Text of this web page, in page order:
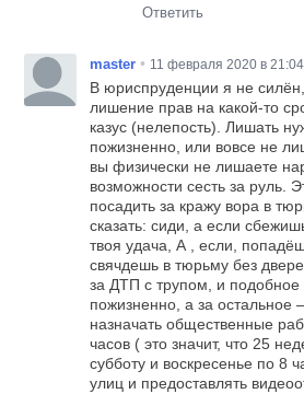
Ответить
master • 11 февраля 2020 в 21:04
В юриспруденции я не
лишение прав на какой-то
казус (нелепость). Лишать
пожизненно, или вовсе не
вы физически не лишаете
возможности сесть за руль.
посадить за кражу вора в
сказать: сиди, а если
твоя удача, А , если,
свячдешь в тюрьму без
за ДТП с трупом, и
пожизненно, а за
назначать общественные
часов ( это значит, что 25
субботу и воскресенье по 8
улиц и предоставлять